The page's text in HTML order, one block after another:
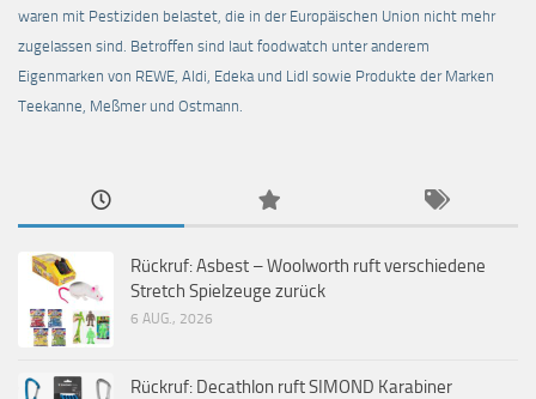
waren mit Pestiziden belastet, die in der Europäischen Union nicht mehr
zugelassen sind. Betroffen sind laut foodwatch unter anderem
Eigenmarken von REWE, Aldi, Edeka und Lidl sowie Produkte der Marken
Teekanne, Meßmer und Ostmann.
Rückruf: Asbest – Woolworth ruft verschiedene
Stretch Spielzeuge zurück
6 AUG., 2026
Rückruf: Decathlon ruft SIMOND Karabiner